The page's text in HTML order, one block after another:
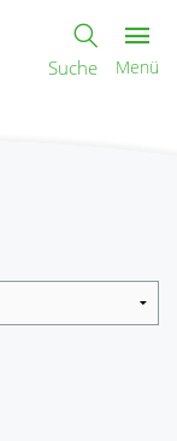
Suche Menü